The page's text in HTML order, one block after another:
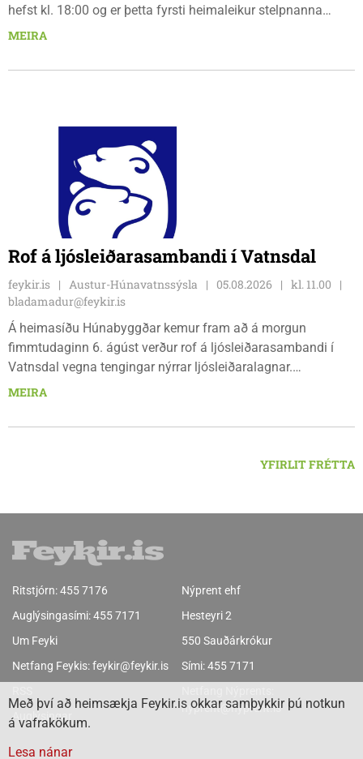
hefst kl. 18:00 og er þetta fyrsti heimaleikur stelpnanna
síðan 18. júlí. Spáin fyrir leikinn er fín, lítil háttar rigning og
veðri og skella sér á völlinn.
MEIRA
Rof á ljósleiðarasambandi í Vatnsdal
feykir.is Austur-Húnavatnssýsla 05.08.2026
kl. 11.00
bladamadur@feykir.is
Á heimasíðu Húnabyggðar kemur fram að á morgun
fimmtudaginn 6. ágúst verður rof á ljósleiðarasambandi í
Vatnsdal vegna tengingar nýrrar ljósleiðaralagnar.
Ljósleiðarasambandið verður rofið á morgun fimmtudag
MEIRA
YFIRLIT FRÉTTA
Ritstjórn:455 7176
Auglýsingasími:455 7171
Um Feyki
Netfang Feykis:feykir@feykir.is
Auglýsingar
Nýprent ehf
Hesteyri 2
550 Sauðárkrókur
Sími:455 7171
nyprent@nyprent.is
Með því að heimsækja Feykir.is okkar samþykkir þú notkun
á vafrakökum.
Lesa nánar